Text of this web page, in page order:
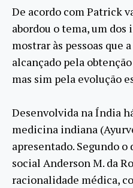
De acordo com Patrick
abordou o tema, um
mostrar às pessoas que
alcançado pela
mas sim pela evolução
Desenvolvida na Índia
medicina indiana
apresentado. Segundo
social Anderson M. da
racionalidade médica,